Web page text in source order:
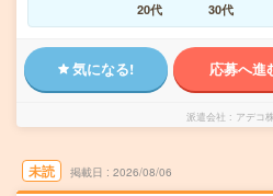
20代
30代
気になる! 応募へ進
派遣会社 アデコ
未読 掲載日 2026/08/06